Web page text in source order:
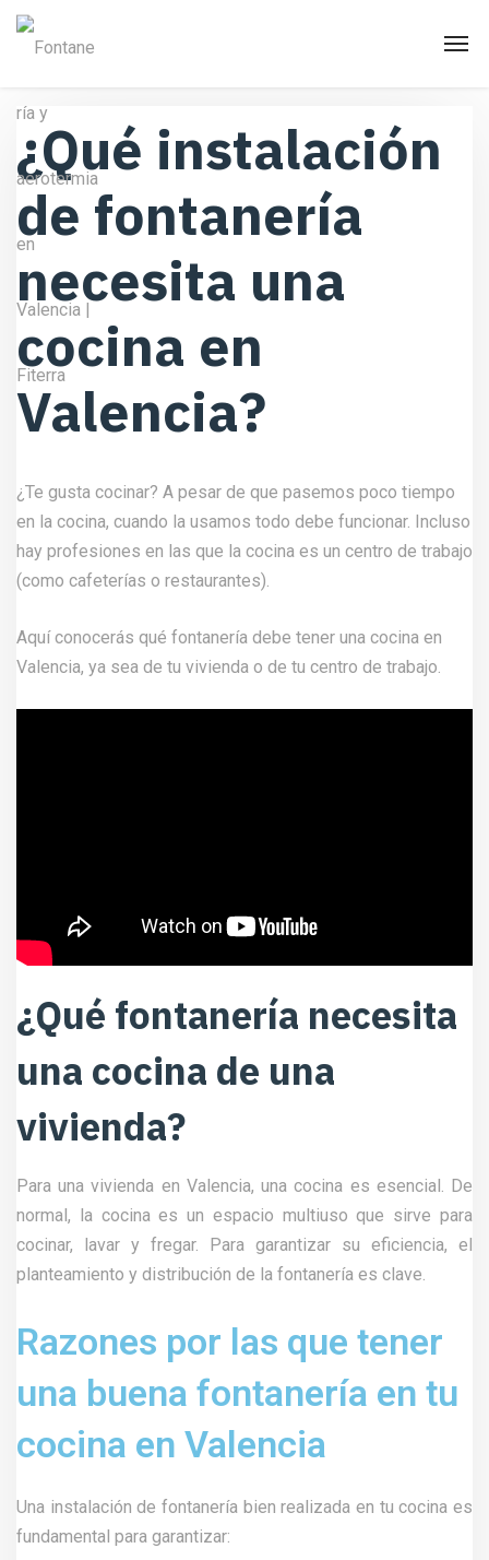
¿Qué instalación
de fontanería
necesita una
cocina en
Valencia?
¿Te gusta cocinar? A pesar de que pasemos poco tiempo
en la cocina, cuando la usamos todo debe funcionar. Incluso
hay profesiones en las que la cocina es un centro de trabajo
(como cafeterías o restaurantes).
Aquí conocerás qué fontanería debe tener una cocina en
Valencia, ya sea de tu vivienda o de tu centro de trabajo.
¿Qué fontanería necesita
una cocina de una
vivienda?
Para una vivienda en Valencia, una cocina es esencial. De
normal, la cocina es un espacio multiuso que sirve para
cocinar, lavar y fregar. Para garantizar su eficiencia, el
planteamiento y distribución de la fontanería es clave.
Razones por las que tener
una buena fontanería en tu
cocina en Valencia
Una instalación de fontanería bien realizada en tu cocina es
fundamental para garantizar: